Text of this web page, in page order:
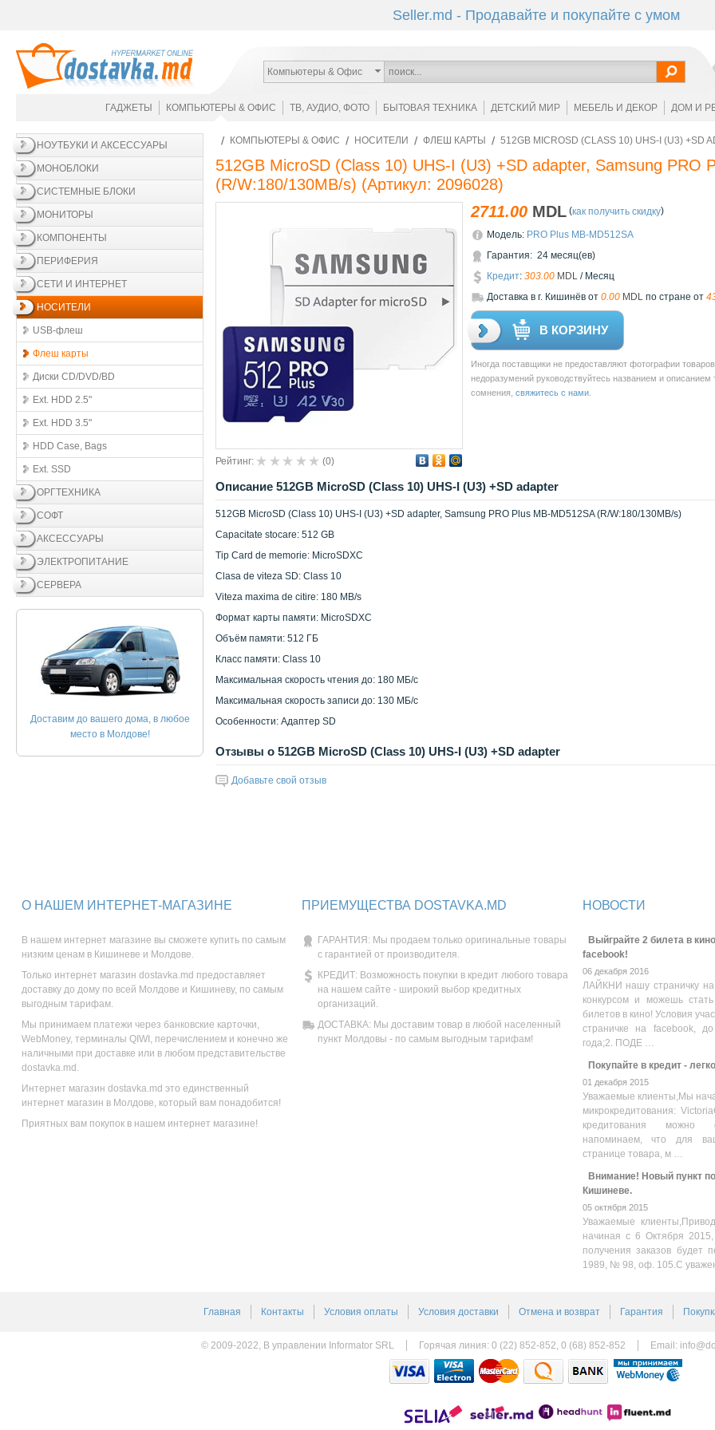
Seller.md - Продавайте и покупайте с умом
Компьютеры & Офис
ГАДЖЕТЫ КОМПЬЮТЕРЫ & ОФИС ТВ, АУДИО, ФОТО БЫТОВАЯ ТЕХНИКА ДЕТСКИЙ МИР МЕБЕЛЬ И ДЕКОР ДОМ И
НОУТБУКИ И АКСЕССУАРЫ
МОНОБЛОКИ
СИСТЕМНЫЕ БЛОКИ
МОНИТОРЫ
КОМПОНЕНТЫ
ПЕРИФЕРИЯ
СЕТИ И ИНТЕРНЕТ
НОСИТЕЛИ
USB-флеш
Флеш карты
Диски CD/DVD/BD
Ext. HDD 2.5"
Ext. HDD 3.5"
HDD Case, Bags
Ext. SSD
ОРГТЕХНИКА
СОФТ
АКСЕССУАРЫ
ЭЛЕКТРОПИТАНИЕ
СЕРВЕРА
Доставим до вашего дома, в любое
место в Молдове!
КОМПЬЮТЕРЫ & ОФИС НОСИТЕЛИ ФЛЕШ КАРТЫ 512GB MICROSD (CLASS 10) UHS-I (U3) +SD
512GB MicroSD (Class 10) UHS-I (U3) +SD adapter, Samsung PRO
(R/W:180/130MB/s) (Артикул: 2096028)
Рейтинг: (0)
2711.00 MDL (как получить скидку)
Модель: PRO Plus MB-MD512SA
Гарантия: 24 месяц(ев)
Кредит: 303.00 MDL / Месяц
Доставкa в г. Кишинёв от 0.00 MDL по стране от
В КОРЗИНУ
Иногда поставщики не предоставляют фотографии
недоразумений руководствуйтесь названием и описанием
сомнения, свяжитесь с нами
Описание 512GB MicroSD (Class 10) UHS-I (U3) +SD adapter
512GB MicroSD (Class 10) UHS-I (U3) +SD adapter, Samsung PRO Plus MB-MD512SA (R/W:180/130MB/s)
Capacitate stocare: 512 GB
Tip Card de memorie: MicroSDXC
Clasa de viteza SD: Class 10
Viteza maxima de citire: 180 MB/s
Формат карты памяти: MicroSDXC
Объём памяти: 512 ГБ
Класс памяти: Class 10
Максимальная скорость чтения до: 180 МБ/с
Максимальная скорость записи до: 130 МБ/с
Особенности: Адаптер SD
Отзывы о 512GB MicroSD (Class 10) UHS-I (U3) +SD adapter
Добавьте свой отзыв
О НАШЕМ ИНТЕРНЕТ-МАГАЗИНЕ
В нашем интернет магазине вы сможете купить по самым
низким ценам в Кишиневе и Молдове.
Только интернет магазин dostavka.md предоставляет
доставку до дому по всей Молдове и Кишиневу, по самым
выгодным тарифам.
Мы принимаем платежи через банковские карточки,
WebMoney, терминалы QIWI, перечислением и конечно же
наличными при доставке или в любом представительстве
dostavka.md.
Интернет магазин dostavka.md это единственный
интернет магазин в Молдове, который вам понадобится!
Приятных вам покупок в нашем интернет магазине!
ПРИЕМУЩЕСТВА DOSTAVKA.MD
ГАРАНТИЯ: Мы продаем только оригинальные товары
с гарантией от производителя.
КРЕДИТ: Возможность покупки в кредит любого товара
на нашем сайте - широкий выбор кредитных
организаций.
ДОСТАВКА: Мы доставим товар в любой населенный
пункт Молдовы - по самым выгодным тарифам!
НОВОСТИ
Выйграйте 2 билета в
facebook!
06 декабря 2016
ЛАЙКНИ нашу страничку
конкурсом и можешь
билетов в кино! Условия
страничке на facebook,
года;2. ПОДЕ …
Покупайте в кредит -
01 декабря 2015
Уважаемые клиенты,Мы
микрокредитования:
кредитования можно
напоминаем, что для
странице товара, м …
Внимание! Новый пункт
Кишиневе.
05 октября 2015
Уважаемые
начиная с 6 Октября
получения заказов будет
1989, № 98, оф. 105.С
Главная Контакты Условия оплаты Условия доставки Отмена и возврат Гарантия
© 2009-2022, В управлении Informator SRL Горячая линия: 0 (22) 852-852, 0 (68) 852-852 Email: